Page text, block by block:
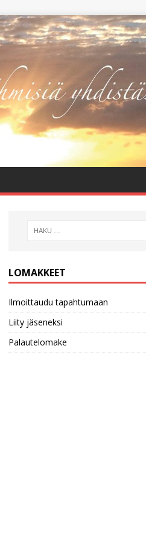
LOMAKKEET
Ilmoittaudu tapahtumaan
Liity jäseneksi
Palautelomake